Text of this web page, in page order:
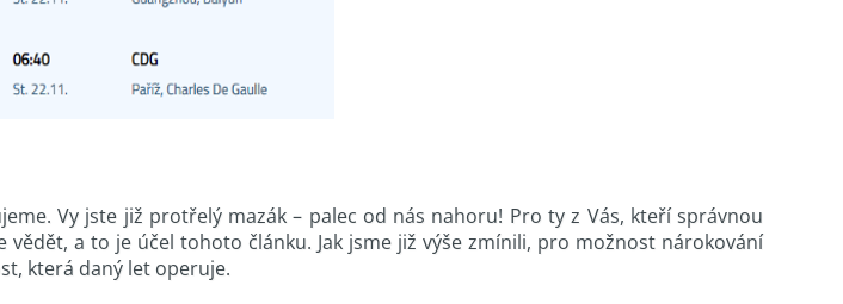
Vy jste již protřelý mazák – palec od nás nahoru! Pro ty z Vás, kteří správnou
a to je účel tohoto článku. Jak jsme již výše zmínili, pro možnost nárokování
která daný let operuje.